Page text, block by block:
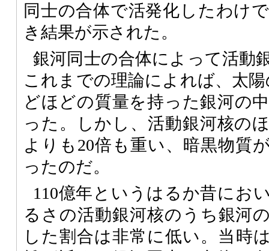
同士の合体で活発化したわけ
き結果が示された。
銀河同士の合体によって活動
これまでの理論によれば、太
どほどの質量を持った銀河の
った。しかし、活動銀河核の
よりも20倍も重い、暗黒物質
ったのだ。
110億年というはるか昔にお
るさの活動銀河核のうち銀河
した割合は非常に低い。当時